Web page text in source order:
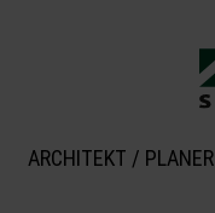
ARCHITEKT / PLANER